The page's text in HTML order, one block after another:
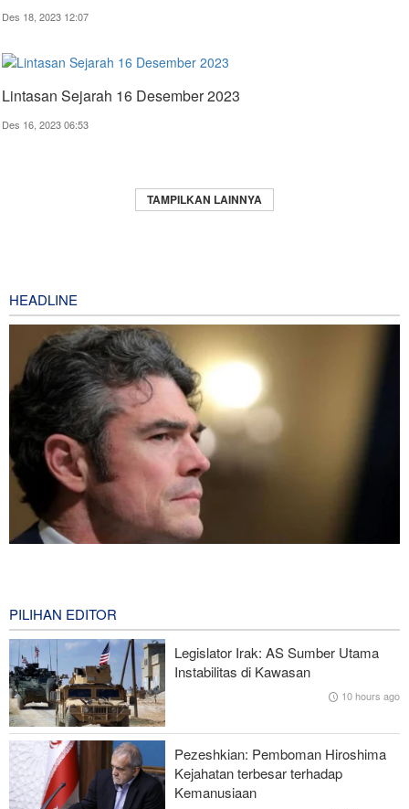
Des 18, 2023 12:07
Lintasan Sejarah 16 Desember 2023
Des 16, 2023 06:53
TAMPILKAN LAINNYA
HEADLINE
Hulu Ledak Manuver dan Antena Anti-Jamming: Lonjakan
Kualitatif Rudal Kheibar Shekan
Zolghadr: Selat Hormuz Hanya Akan Dibuka Jika AS Perbaiki
Perilaku—Ini 6 Syaratnya!
Norouzi: Jurnalis Berdiri di Titik Pertemuan antara Realitas dan
Opini Publik
PILIHAN EDITOR
Legislator Irak: AS Sumber Utama
Instabilitas di Kawasan
10 hours ago
Pezeshkian: Pemboman Hiroshima
Kejahatan terbesar terhadap
Kemanusiaan